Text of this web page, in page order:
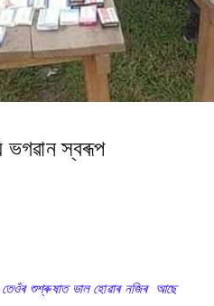
ভগৱান স্বৰূপ
তেওঁৰ শুশ্ৰুষাত ভাল হোৱাৰ নজিৰ আছে